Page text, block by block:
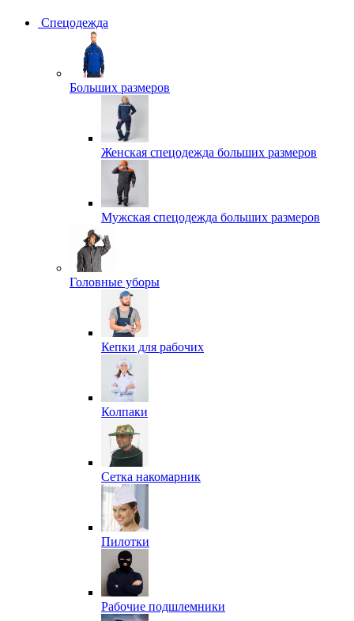
Спецодежда
Больших размеров
Женская спецодежда больших размеров
Мужская спецодежда больших размеров
Головные уборы
Кепки для рабочих
Колпаки
Сетка накомарник
Пилотки
Рабочие подшлемники